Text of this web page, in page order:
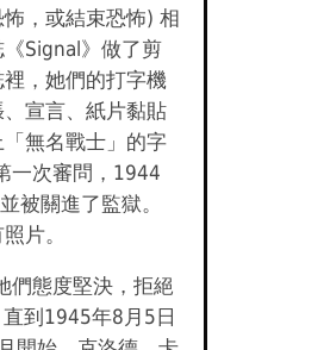
，或結束恐怖) 相
Signal》做了剪
，她們的打字機
宣言、紙片黏貼
無名戰士」的字
一次審問，1944
被關進了監獄。
片。
們態度堅決，拒絕
到1945年8月5日